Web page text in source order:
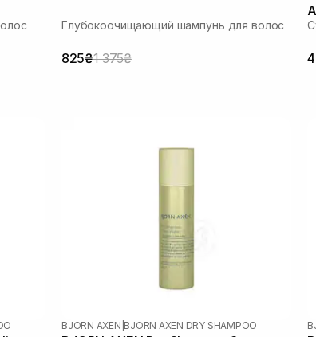
Глубокоочищающий шампунь для волос
825₴1 375₴
BJORN AXEN BJORN AXEN DRY SHAMPOO